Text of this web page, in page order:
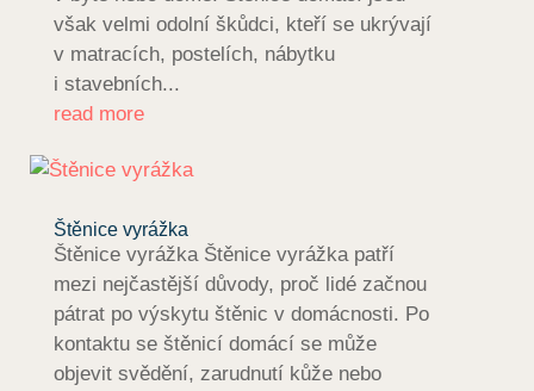
však velmi odolní škůdci, kteří se ukrývají
v matracích, postelích, nábytku
i stavebních...
read more
Štěnice vyrážka
Štěnice vyrážka Štěnice vyrážka patří
mezi nejčastější důvody, proč lidé začnou
pátrat po výskytu štěnic v domácnosti. Po
kontaktu se štěnicí domácí se může
objevit svědění, zarudnutí kůže nebo